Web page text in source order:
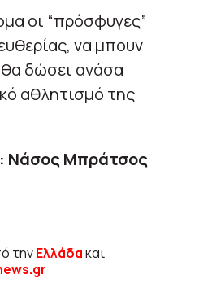
οι “πρόσφυγες”
να μπουν
δώσει ανάσα
αθλητισμό της
Νάσος Μπράτσος
τηνΕλλάδακαι